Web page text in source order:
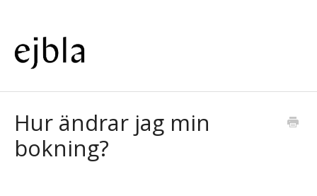
Hur ändrar jag min
bokning?